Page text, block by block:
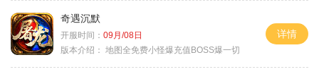
奇遇沉默
开服时间： 09月/08日
版本介绍： 地图全免费小怪爆充值BOSS爆一切
详情